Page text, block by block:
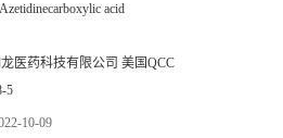
acid
医药科技有限公司 美国QCC
5
10-09